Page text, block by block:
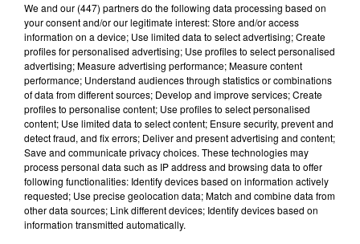
Lecture (3 min 29 sec)
100%
La voyance en direct sur 100% du 02/07/2026
We and our (447) partnersdo the following data processing based on
your consent and/or our legitimate interest: Store and/or access
information on a device; Use limited data to select advertising; Create
profiles for personalised advertising; Use profiles to select personalised
advertising; Measure advertising performance; Measure content
performance; Understand audiences through statistics or combinations
of data from different sources; Develop and improve services; Create
profiles to personalise content; Use profiles to select personalised
content; Use limited data to select content; Ensure security, prevent and
detect fraud, and fix errors; Deliver and present advertising and content;
Save and communicate privacy choices. These technologies may
process personal data such as IP address and browsing data to offer
following functionalities: Identify devices based on information actively
requested; Use precise geolocation data; Match and combine data from
other data sources; Link different devices; Identify devices based on
information transmitted automatically.